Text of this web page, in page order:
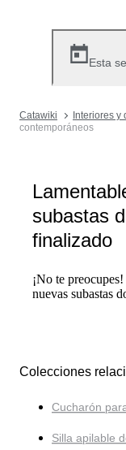
Esta
Catawiki Interiores y
contemporáneos
subastas
finalizado
¡No te
nuevas subastas
Colecciones
Cucharón
Silla apilable